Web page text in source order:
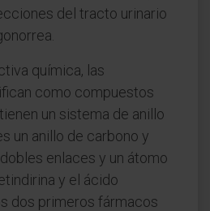
del tracto urinario
química, las
como compuestos
un sistema de anillo
un anillo de carbono y
enlaces y un átomo
y el ácido
dos primeros fármacos